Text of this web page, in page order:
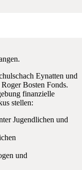
Eynatten und
Bosten Fonds.
finanzielle
stellen:
Jugendlichen und
und